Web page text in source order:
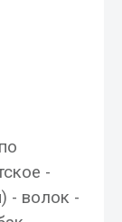
-
- волок -